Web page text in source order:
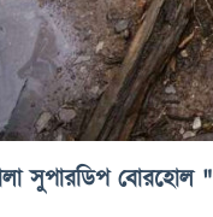
সুপারডিপ বোরহোল "